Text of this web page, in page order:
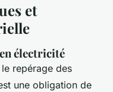
et
électricité
repérage des
une obligation de